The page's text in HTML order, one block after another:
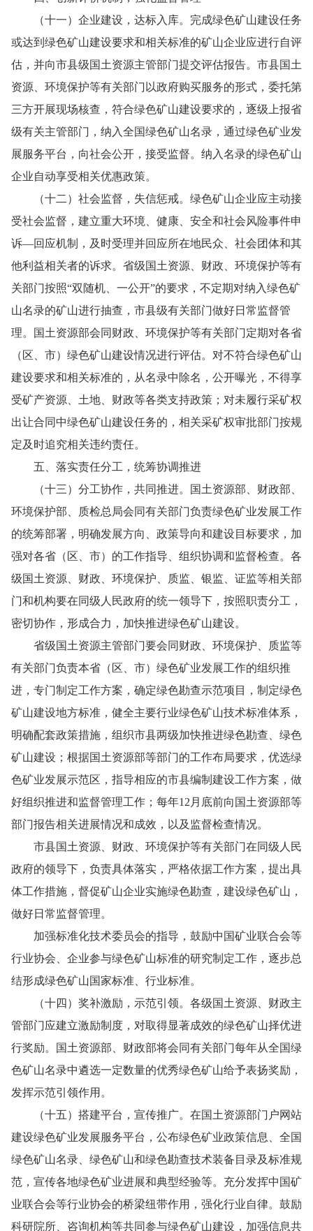
（十一）企业建设，达标入库。完成绿色矿山建设任务
或达到绿色矿山建设要求和相关标准的矿山企业应进行自评
估，并向市县级国土资源主管部门提交评估报告。市县国土
资源、环境保护等有关部门以政府购买服务的形式，委托第
三方开展现场核查，符合绿色矿山建设要求的，逐级上报省
级有关主管部门，纳入全国绿色矿山名录，通过绿色矿业发
展服务平台，向社会公开，接受监督。纳入名录的绿色矿山
企业自动享受相关优惠政策。
（十二）社会监督，失信惩戒。绿色矿山企业应主动接
受社会监督，建立重大环境、健康、安全和社会风险事件申
诉—回应机制，及时受理并回应所在地民众、社会团体和其
他利益相关者的诉求。省级国土资源、财政、环境保护等有
关部门按照“双随机、一公开”的要求，不定期对纳入绿色矿
山名录的矿山进行抽查，市县级有关部门做好日常监督管
理。国土资源部会同财政、环境保护等有关部门定期对各省
（区、市）绿色矿山建设情况进行评估。对不符合绿色矿山
建设要求和相关标准的，从名录中除名，公开曝光，不得享
受矿产资源、土地、财政等各类支持政策；对未履行采矿权
出让合同中绿色矿山建设任务的，相关采矿权审批部门按规
定及时追究相关违约责任。
五、落实责任分工，统筹协调推进
（十三）分工协作，共同推进。国土资源部、财政部、
环境保护部、质检总局会同有关部门负责绿色矿业发展工作
的统筹部署，明确发展方向、政策导向和建设目标要求，加
强对各省（区、市）的工作指导、组织协调和监督检查。各
级国土资源、财政、环境保护、质监、银监、证监等相关部
门和机构要在同级人民政府的统一领导下，按照职责分工，
密切协作，形成合力，加快推进绿色矿山建设。
省级国土资源主管部门要会同财政、环境保护、质监等
有关部门负责本省（区、市）绿色矿业发展工作的组织推
进，专门制定工作方案，确定绿色勘查示范项目，制定绿色
矿山建设地方标准，健全主要行业绿色矿山技术标准体系，
明确配套政策措施，组织市县两级加快推进绿色勘查、绿色
矿山建设；根据国土资源部等部门的工作布局要求，优选绿
色矿业发展示范区，指导相应的市县编制建设工作方案，做
好组织推进和监督管理工作；每年12 月底前向国土资源部等
部门报告相关进展情况和成效，以及监督检查情况。
市县国土资源、财政、环境保护等有关部门在同级人民
政府的领导下，负责具体落实，严格依据工作方案，提出具
体工作措施，督促矿山企业实施绿色勘查，建设绿色矿山，
做好日常监督管理。
加强标准化技术委员会的指导，鼓励中国矿业联合会等
行业协会、企业参与绿色矿山标准的研究制定工作，逐步总
结形成绿色矿山国家标准、行业标准。
（十四）奖补激励，示范引领。各级国土资源、财政主
管部门应建立激励制度，对取得显著成效的绿色矿山择优进
行奖励。国土资源部、财政部将会同有关部门每年从全国绿
色矿山名录中遴选一定数量的优秀绿色矿山给予表扬奖励，
发挥示范引领作用。
（十五）搭建平台，宣传推广。在国土资源部门户网站
建设绿色矿业发展服务平台，公布绿色矿业政策信息、全国
绿色矿山名录、绿色矿山和绿色勘查技术装备目录及标准规
范，宣传各地绿色矿业进展和典型经验等。充分发挥中国矿
业联合会等行业协会的桥梁纽带作用，强化行业自律。鼓励
科研院所、咨询机构等共同参与绿色矿山建设，加强信息共